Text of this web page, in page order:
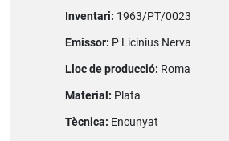
Inventari: 1963/PT/0023
Emissor: P Licinius Nerva
Lloc de producció: Roma
Material: Plata
Tècnica: Encunyat